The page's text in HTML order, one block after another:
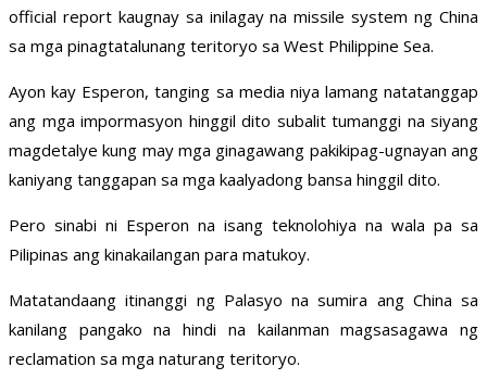
official report kaugnay sa inilagay na missile system ng China
sa mga pinagtatalunang teritoryo sa West Philippine Sea.
Ayon kay Esperon, tanging sa media niya lamang natatanggap
ang mga impormasyon hinggil dito subalit tumanggi na siyang
magdetalye kung may mga ginagawang pakikipag-ugnayan ang
kaniyang tanggapan sa mga kaalyadong bansa hinggil dito.
Pero sinabi ni Esperon na isang teknolohiya na wala pa sa
Pilipinas ang kinakailangan para matukoy.
Matatandaang itinanggi ng Palasyo na sumira ang China sa
kanilang pangako na hindi na kailanman magsasagawa ng
reclamation sa mga naturang teritoryo.